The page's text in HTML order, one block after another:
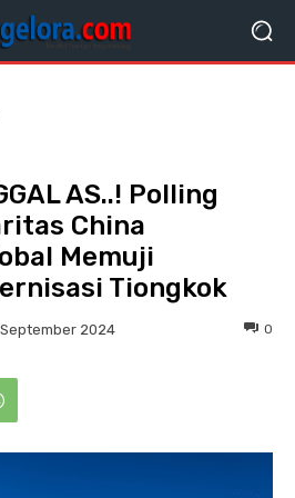
AS..! Polling
China
Memuji
Tiongkok
2024 0